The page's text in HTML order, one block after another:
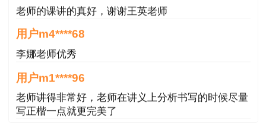
李娜老师优秀
用户m1****96
老师讲得非常好，老师在讲义上分析书写的时候尽量
写正楷一点就更完美了
用户m1****96
三个字讲得好